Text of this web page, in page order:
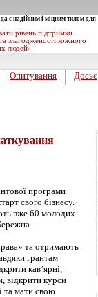
є надійним і міцним тилом для
рівень підтримки
злагодженості кожного
людей»
Опитування Досьє
програми
свого бізнесу.
вже 60 молодих
та отримають
грантам
кав’ярні,
відкрити курси
та мати свою